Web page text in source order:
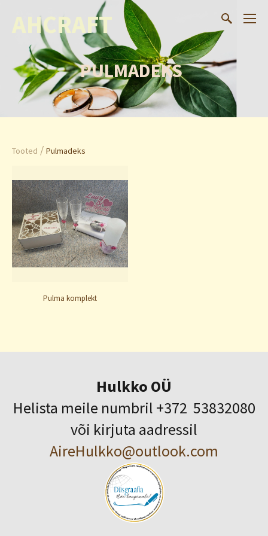
AHCRAFT
PULMADEKS
Tooted / Pulmadeks
Pulma komplekt
Hulkko OÜ
Helista meile numbril +372 53832080
või kirjuta aadressil
AireHulkko@outlook.com